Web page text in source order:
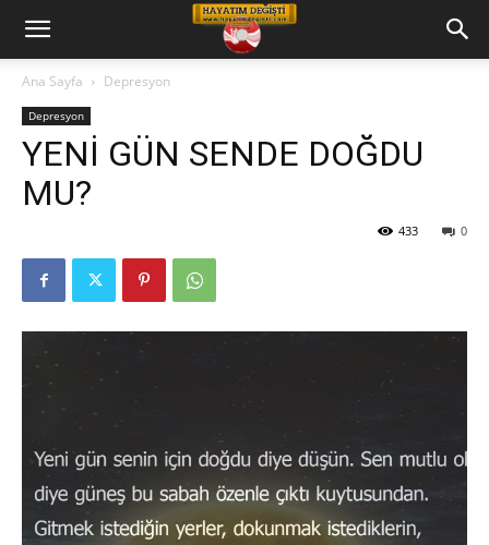
Hayatım
Değişti
leri
Ana Sayfa Depresyon
Depresyon
YENİ GÜN SENDE DOĞDU
MU?
0
433